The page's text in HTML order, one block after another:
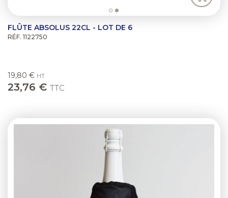
FLÛTE ABSOLUS 22CL - LOT DE 6
RÉF. 1122750
19,80 € HT
23,76 € TTC